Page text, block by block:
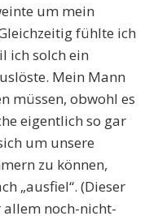
um mein
fühlte ich
ich solch ein
Mein Mann
müssen, obwohl es
eigentlich so gar
um unsere
zu können,
„ausfiel“. (Dieser
noch-nicht-